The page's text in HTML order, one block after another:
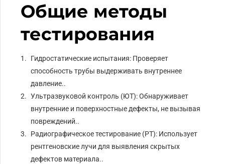
Общие методы
тестирования
Гидростатические испытания: Проверяет
способность трубы выдерживать внутреннее
давление..
Ультразвуковой контроль (ЮТ): Обнаруживает
внутренние и поверхностные дефекты, не вызывая
повреждений..
Радиографическое тестирование (РТ): Использует
рентгеновские лучи для выявления скрытых
дефектов материала..